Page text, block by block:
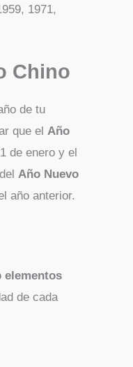
1971,
Chino
de tu
que elAño
de enero y el
delAño Nuevo
año anterior.
elementos
de cada